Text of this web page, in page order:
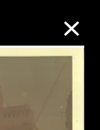
搜索